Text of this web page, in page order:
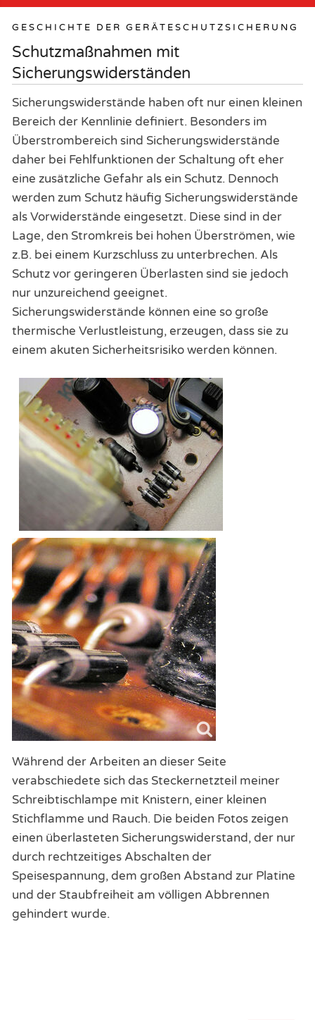
GESCHICHTE DER GERÄTESCHUTZSICHERUNG
Schutzmaßnahmen mit
Sicherungswiderständen
Sicherungswiderstände haben oft nur einen kleinen
Bereich der Kennlinie definiert. Besonders im
Überstrombereich sind Sicherungswiderstände
daher bei Fehlfunktionen der Schaltung oft eher
eine zusätzliche Gefahr als ein Schutz. Dennoch
werden zum Schutz häufig Sicherungswiderstände
als Vorwiderstände eingesetzt. Diese sind in der
Lage, den Stromkreis bei hohen Überströmen, wie
z.B. bei einem Kurzschluss zu unterbrechen. Als
Schutz vor geringeren Überlasten sind sie jedoch
nur unzureichend geeignet.
Sicherungswiderstände können eine so große
thermische Verlustleistung, erzeugen, dass sie zu
einem akuten Sicherheitsrisiko werden können.
Während der Arbeiten an dieser Seite
verabschiedete sich das Steckernetzteil meiner
Schreibtischlampe mit Knistern, einer kleinen
Stichflamme und Rauch. Die beiden Fotos zeigen
einen überlasteten Sicherungswiderstand, der nur
durch rechtzeitiges Abschalten der
Speisespannung, dem großen Abstand zur Platine
und der Staubfreiheit am völligen Abbrennen
gehindert wurde.